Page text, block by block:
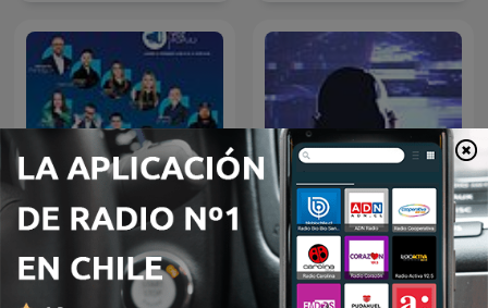
Humor Voz Populi BLU
Oculto tras la sombra
Juan Jesús Vallejo